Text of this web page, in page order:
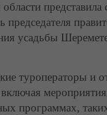
председателя
усадьбы
туроператоры и
программах,